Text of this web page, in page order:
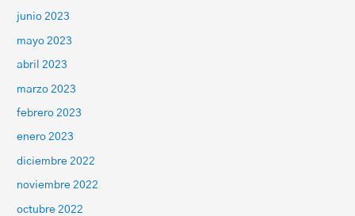
junio 2023
mayo 2023
abril 2023
marzo 2023
febrero 2023
enero 2023
diciembre 2022
noviembre 2022
octubre 2022